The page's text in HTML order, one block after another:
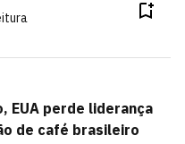
EUA perde liderança
de café brasileiro